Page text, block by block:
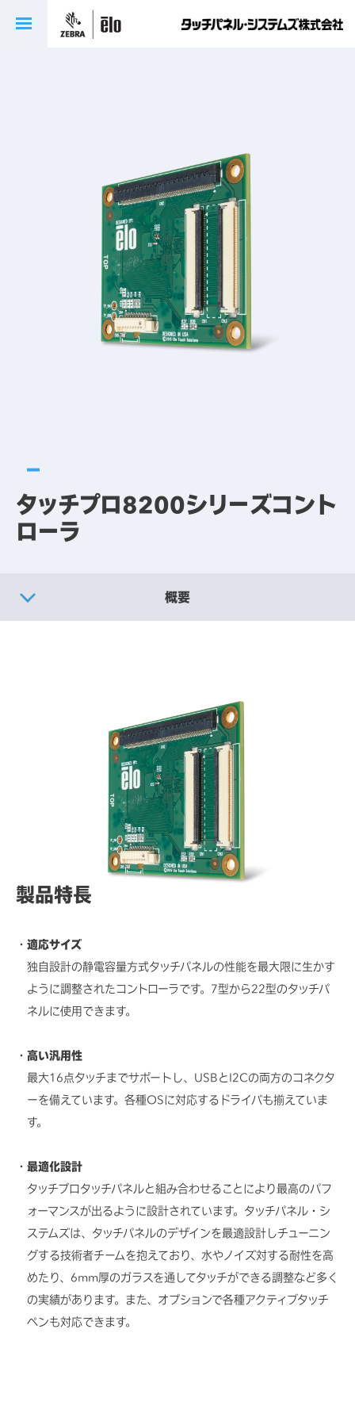
タッチプロ8200シリーズコント
ローラ
概要
各種資料/図面ダウンロード
製品特長
適応サイズ
独自設計の静電容量方式タッチパネルの性能を最大限に生かす
ように調整されたコントローラです。7型から22型のタッチパ
ネルに使用できます。
高い汎用性
最大16点タッチまでサポートし、USBとI2Cの両方のコネクタ
ーを備えています。各種OSに対応するドライバも揃えていま
す。
最適化設計
タッチプロタッチパネルと組み合わせることにより最高のパフ
ォーマンスが出るように設計されています。タッチパネル・シ
ステムズは、タッチパネルのデザインを最適設計しチューニン
グする技術者チームを抱えており、水やノイズ対する耐性を高
めたり、6mm厚のガラスを通してタッチができる調整など多く
の実績があります。また、オプションで各種アクティブタッチ
ペンも対応できます。